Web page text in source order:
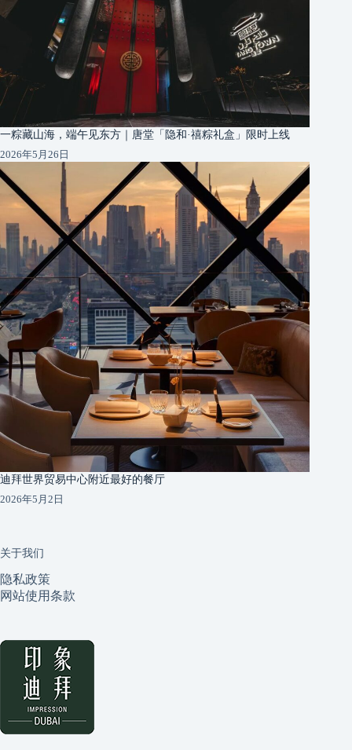
一粽藏山海，端午见东方｜唐堂「隐和·禧粽礼盒」限时上线
2026年5月26日
迪拜世界贸易中心附近最好的餐厅
2026年5月2日
关于我们
隐私政策
网站使用条款